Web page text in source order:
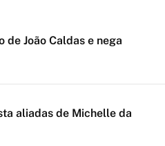
de João Caldas e nega
aliadas de Michelle da